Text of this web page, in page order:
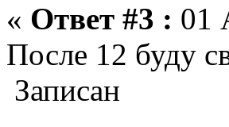
« Ответ #3 : 01
После 12 буду
Записан